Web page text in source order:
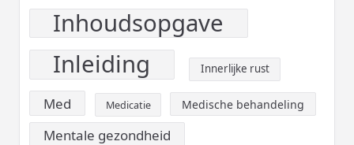
Inhoudsopgave
Inleiding
Innerlijke rust
Med Medicatie Medische behandeling
Mentale gezondheid